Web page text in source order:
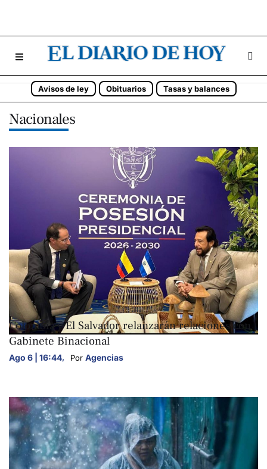
Avisos de ley Obituarios Tasas y balances
Nacionales
NACIONALES
Colombia y El Salvador relanzarán relaciones con
Gabinete Binacional
Ago 6 | 16:44, Por Agencias